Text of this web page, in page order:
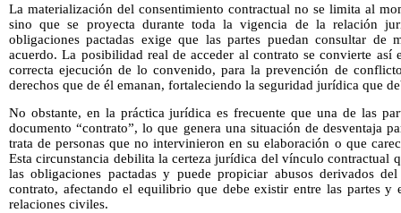
La materialización del consentimiento contractual no se limita al
sino que se proyecta durante toda la vigencia de la relación
obligaciones pactadas exige que las partes puedan consultar de
acuerdo. La posibilidad real de acceder al contrato se convierte así
correcta ejecución de lo convenido, para la prevención de
derechos que de él emanan, fortaleciendo la seguridad jurídica que
No obstante, en la práctica jurídica es frecuente que una de las
documento “contrato”, lo que genera una situación de desventaja
trata de personas que no intervinieron en su elaboración o que
Esta circunstancia debilita la certeza jurídica del vínculo
las obligaciones pactadas y puede propiciar abusos derivados
contrato, afectando el equilibrio que debe existir entre las partes
relaciones civiles.